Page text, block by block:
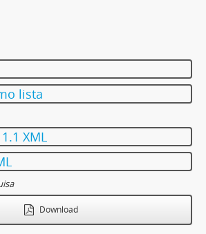
lista
XML
Download